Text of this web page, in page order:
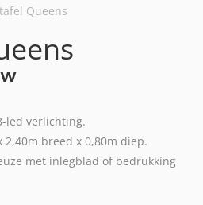
Queens
led verlichting.
breed x 0,80m diep.
met inlegblad of bedrukking